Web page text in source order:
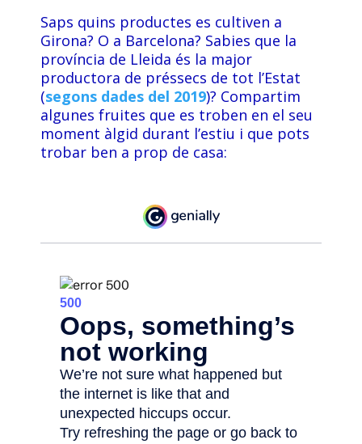
Saps quins productes es cultiven a
Girona? O a Barcelona? Sabies que la
província de Lleida és la major
productora de préssecs de tot l’Estat
(segons dades del 2019)? Compartim
algunes fruites que es troben en el seu
moment àlgid durant l’estiu i que pots
trobar ben a prop de casa:
L'equip
Missió i valors
Els comptes clars
Memòria d'activitats
Proposta educativa
Diari de la Fundació
Fundesplai als mitjans
Xarxes socials
COL·LABORA
Fes voluntariat